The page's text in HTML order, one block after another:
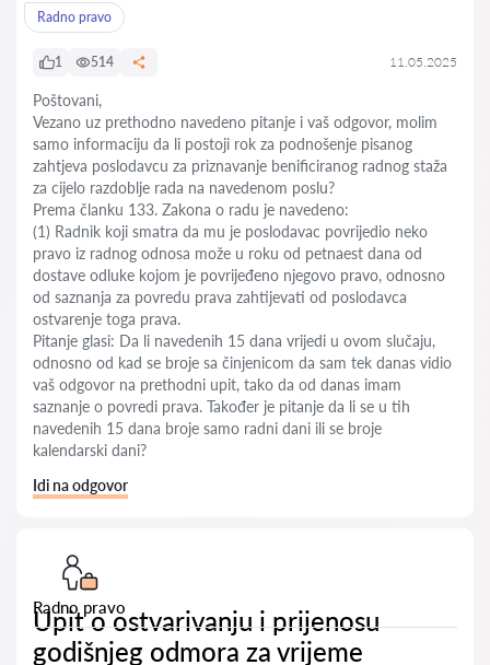
Radno pravo
1 514 11.05.2025
Poštovani,
Vezano uz prethodno navedeno pitanje i vaš odgovor, molim
samo informaciju da li postoji rok za podnošenje pisanog
zahtjeva poslodavcu za priznavanje benificiranog radnog staža
za cijelo razdoblje rada na navedenom poslu?
Prema članku 133. Zakona o radu je navedeno:
(1) Radnik koji smatra da mu je poslodavac povrijedio neko
pravo iz radnog odnosa može u roku od petnaest dana od
dostave odluke kojom je povrijeđeno njegovo pravo, odnosno
od saznanja za povredu prava zahtijevati od poslodavca
ostvarenje toga prava.
Pitanje glasi: Da li navedenih 15 dana vrijedi u ovom slučaju,
odnosno od kad se broje sa činjenicom da sam tek danas vidio
vaš odgovor na prethodni upit, tako da od danas imam
saznanje o povredi prava. Također je pitanje da li se u tih
navedenih 15 dana broje samo radni dani ili se broje
kalendarski dani?
Idi na odgovor
Radno pravo
Upit o ostvarivanju i prijenosu
godišnjeg odmora za vrijeme